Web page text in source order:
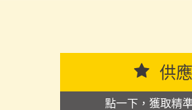
供
點一下，獲取精